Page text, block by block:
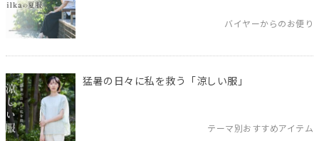
バイヤーからのお便り
猛暑の日々に私を救う「涼しい服」
テーマ別おすすめアイテム